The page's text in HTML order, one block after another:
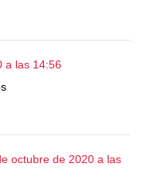
a las 14:56
octubre de 2020 a las